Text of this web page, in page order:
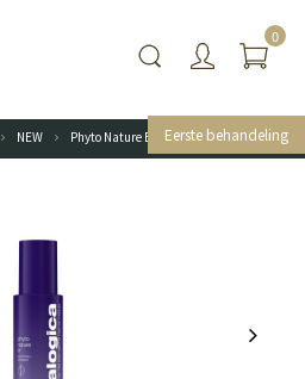
Eerste behandeling
0
NEW Phyto Nature E²